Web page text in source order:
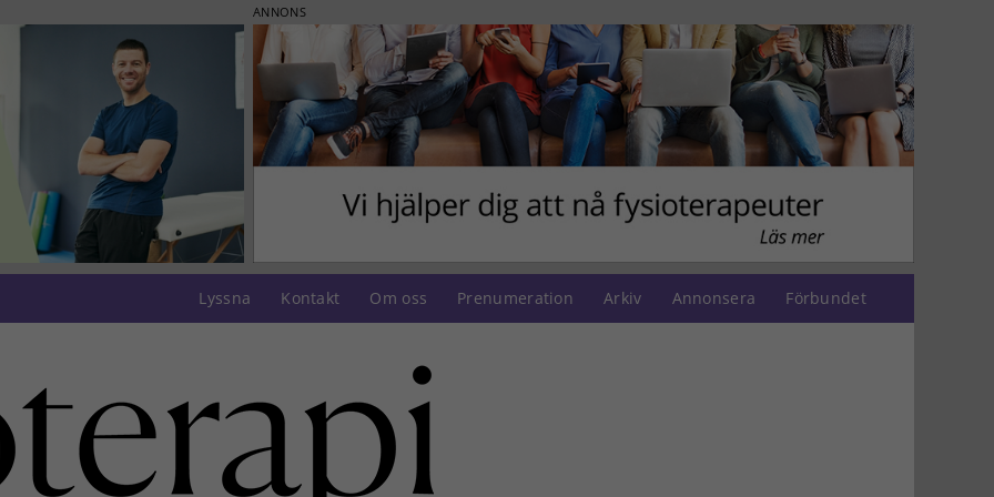
ANNONS
Lyssna Kontakt Om oss Prenumeration Arkiv Annonsera Förbundet